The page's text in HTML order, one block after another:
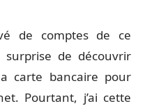
de comptes de ce
surprise de découvrir
carte bancaire pour
Pourtant, j’ai cette